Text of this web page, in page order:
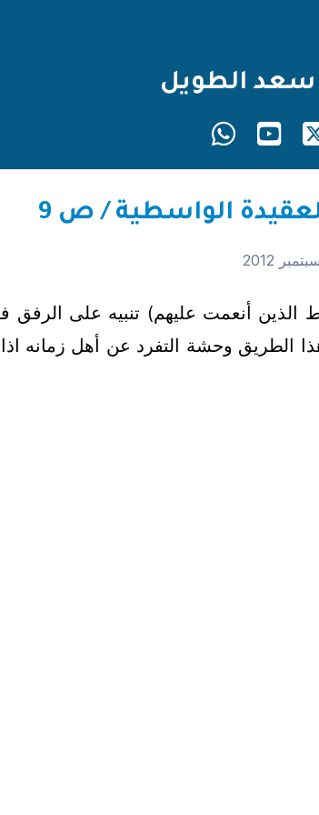
الطويل
أنعمت عليهم) تنبيه على الرفق
الطريق وحشة التفرد عن أهل زمانه